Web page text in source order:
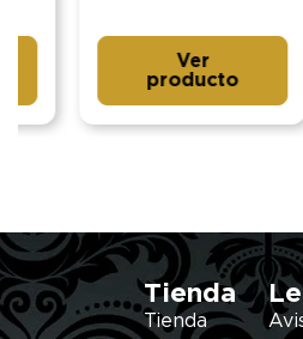
producto
Tienda
Tienda